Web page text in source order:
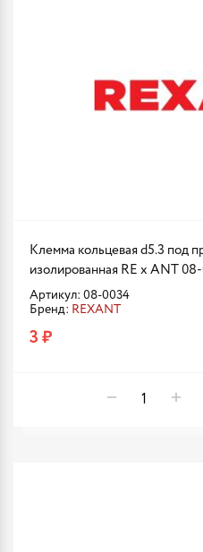
Клемма кольцевая d5.3 под
изолированная RE x ANT
Артикул: 08-0034
Бренд: REXANT
3 ₽